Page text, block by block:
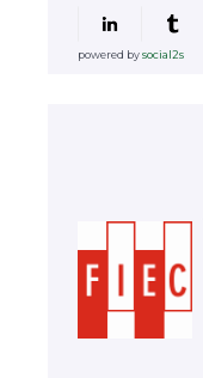
powered bysocial2s